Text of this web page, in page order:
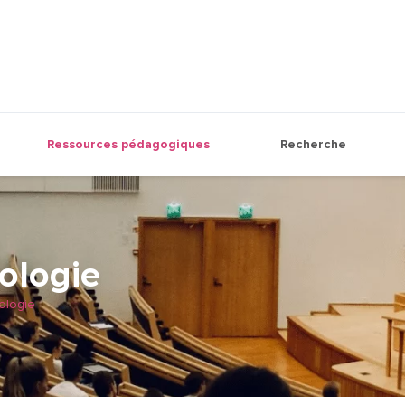
Ressources pédagogiques Recherche